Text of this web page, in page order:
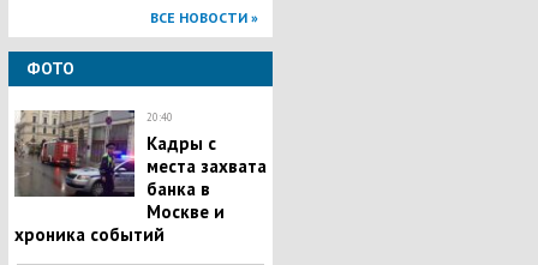
ВСЕ НОВОСТИ »
ФОТО
20:40
Кадры с
места захвата
банка в
Москве и
хроника событий